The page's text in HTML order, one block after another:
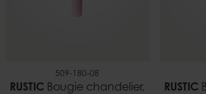
509-180-08
RUSTIC Bougie chandelier,
RUSTIC